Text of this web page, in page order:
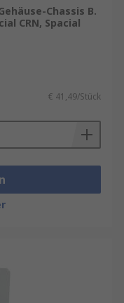
Chassis B.
CRN, Spacial
€ 41,49/Stück